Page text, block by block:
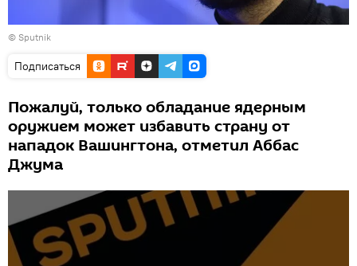
© Sputnik
Подписаться
Пожалуй, только обладание ядерным
оружием может избавить страну от
нападок Вашингтона, отметил Аббас
Джума